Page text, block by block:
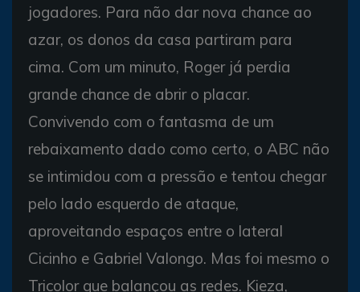
jogadores. Para não dar nova chance ao
azar, os donos da casa partiram para
cima. Com um minuto, Roger já perdia
grande chance de abrir o placar.
Convivendo com o fantasma de um
rebaixamento dado como certo, o ABC não
se intimidou com a pressão e tentou chegar
pelo lado esquerdo de ataque,
aproveitando espaços entre o lateral
Cicinho e Gabriel Valongo. Mas foi mesmo o
Tricolor que balançou as redes. Kieza,